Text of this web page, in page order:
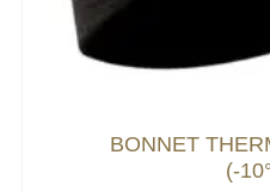
BONNET
(-